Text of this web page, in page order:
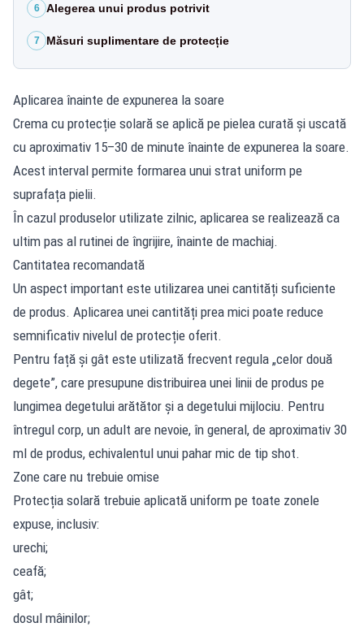
6 Alegerea unui produs potrivit
7 Măsuri suplimentare de protecție
Aplicarea înainte de expunerea la soare
Crema cu protecție solară se aplică pe pielea curată și uscată
cu aproximativ 15–30 de minute înainte de expunerea la soare.
Acest interval permite formarea unui strat uniform pe
suprafața pielii.
În cazul produselor utilizate zilnic, aplicarea se realizează ca
ultim pas al rutinei de îngrijire, înainte de machiaj.
Cantitatea recomandată
Un aspect important este utilizarea unei cantități suficiente
de produs. Aplicarea unei cantități prea mici poate reduce
semnificativ nivelul de protecție oferit.
Pentru față și gât este utilizată frecvent regula „celor două
degete”, care presupune distribuirea unei linii de produs pe
lungimea degetului arătător și a degetului mijlociu. Pentru
întregul corp, un adult are nevoie, în general, de aproximativ 30
ml de produs, echivalentul unui pahar mic de tip shot.
Zone care nu trebuie omise
Protecția solară trebuie aplicată uniform pe toate zonele
expuse, inclusiv:
urechi;
ceafă;
gât;
dosul mâinilor;